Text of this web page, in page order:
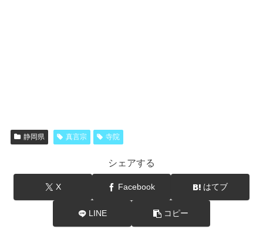
静岡県 真言宗 寺院
シェアする
X Facebook はてブ
LINE コピー